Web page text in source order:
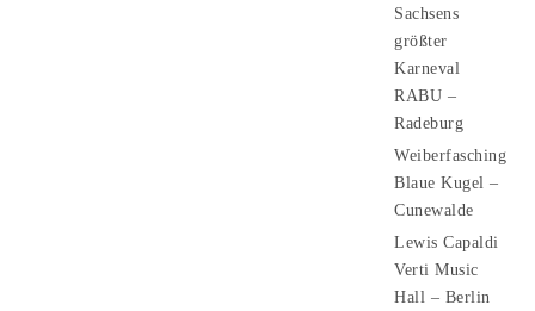
Sachsens
größter
Karneval
RABU –
Radeburg
Weiberfasching
Blaue Kugel –
Cunewalde
Lewis Capaldi
Verti Music
Hall – Berlin